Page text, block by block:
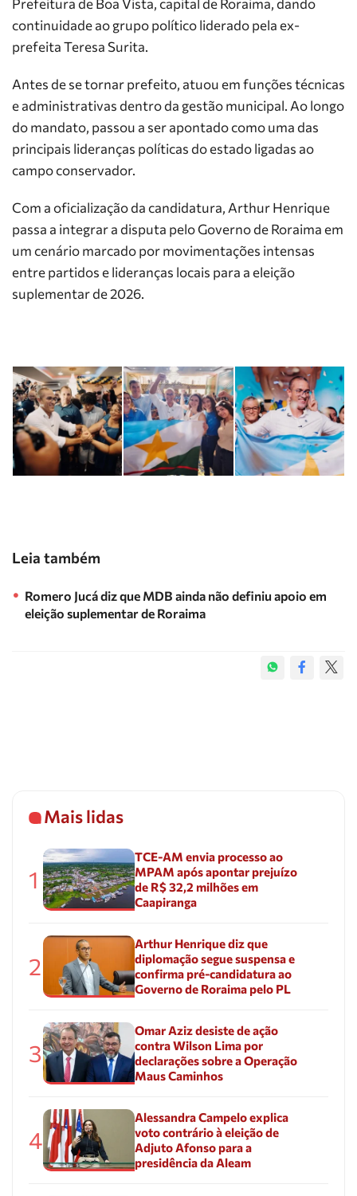
Prefeitura de Boa Vista, capital de Roraima, dando
continuidade ao grupo político liderado pela ex-
prefeita Teresa Surita.
Antes de se tornar prefeito, atuou em funções técnicas
e administrativas dentro da gestão municipal. Ao longo
do mandato, passou a ser apontado como uma das
principais lideranças políticas do estado ligadas ao
campo conservador.
Com a oficialização da candidatura, Arthur Henrique
passa a integrar a disputa pelo Governo de Roraima em
um cenário marcado por movimentações intensas
entre partidos e lideranças locais para a eleição
suplementar de 2026.
Leia também
Romero Jucá diz que MDB ainda não definiu apoio em
eleição suplementar de Roraima
Mais lidas
1
TCE-AM envia processo ao
MPAM após apontar prejuízo
de R$ 32,2 milhões em
Caapiranga
2
Arthur Henrique diz que
diplomação segue suspensa e
confirma pré-candidatura ao
Governo de Roraima pelo PL
3
Omar Aziz desiste de ação
contra Wilson Lima por
declarações sobre a Operação
Maus Caminhos
4
Alessandra Campelo explica
voto contrário à eleição de
Adjuto Afonso para a
presidência da Aleam